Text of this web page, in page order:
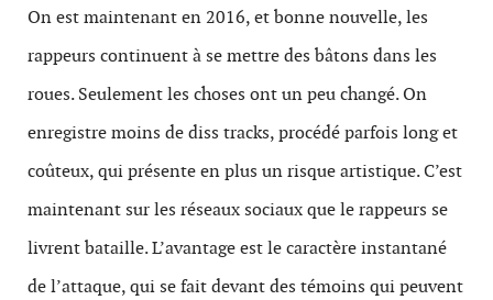
On est maintenant en 2016, et bonne nouvelle, les
rappeurs continuent à se mettre des bâtons dans les
roues. Seulement les choses ont un peu changé. On
enregistre moins de diss tracks, procédé parfois long et
coûteux, qui présente en plus un risque artistique. C’est
maintenant sur les réseaux sociaux que le rappeurs se
livrent bataille. L’avantage est le caractère instantané
de l’attaque, qui se fait devant des témoins qui peuvent